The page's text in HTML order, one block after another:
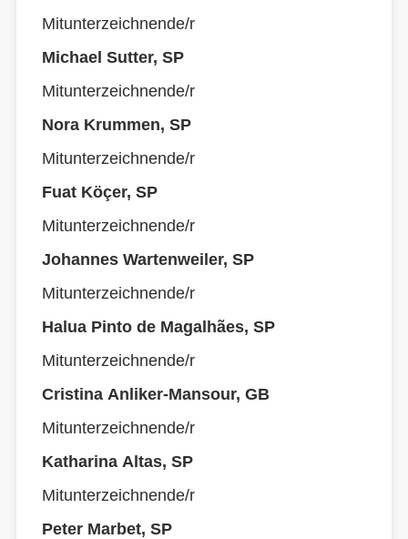
Mitunterzeichnende/r
Michael Sutter, SP
Mitunterzeichnende/r
Nora Krummen, SP
Mitunterzeichnende/r
Fuat Köçer, SP
Mitunterzeichnende/r
Johannes Wartenweiler, SP
Mitunterzeichnende/r
Halua Pinto de Magalhães, SP
Mitunterzeichnende/r
Cristina Anliker-Mansour, GB
Mitunterzeichnende/r
Katharina Altas, SP
Mitunterzeichnende/r
Peter Marbet, SP